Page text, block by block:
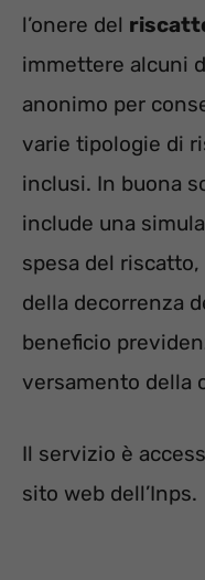
l’onere del
immettere alcuni
anonimo per
varie tipologie di
inclusi. In buona
include una
spesa del
della decorrenza
beneficio
versamento della
Il servizio è
sito web dell’Inps.